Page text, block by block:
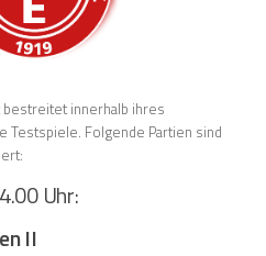
bestreitet innerhalb ihres
Folgende Partien sind
Uhr:
II